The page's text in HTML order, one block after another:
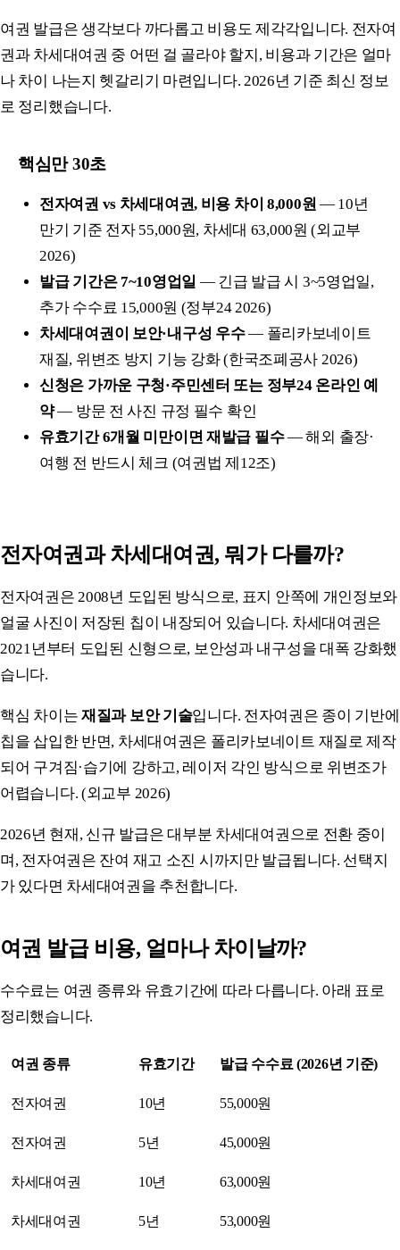
여권 발급은 생각보다 까다롭고 비용도 제각각입니다. 전자여
권과 차세대여권 중 어떤 걸 골라야 할지, 비용과 기간은 얼마
나 차이 나는지 헷갈리기 마련입니다. 2026년 기준 최신 정보
로 정리했습니다.
핵심만 30초
전자여권 vs 차세대여권, 비용 차이 8,000원 — 10년
만기 기준 전자 55,000원, 차세대 63,000원 (외교부
2026)
발급 기간은 7~10영업일 — 긴급 발급 시 3~5영업일,
추가 수수료 15,000원 (정부24 2026)
차세대여권이 보안·내구성 우수— 폴리카보네이트
재질, 위변조 방지 기능 강화 (한국조폐공사 2026)
신청은 가까운 구청·주민센터 또는 정부24 온라인 예
약— 방문 전 사진 규정 필수 확인
유효기간 6개월 미만이면 재발급 필수— 해외 출장·
여행 전 반드시 체크 (여권법 제12조)
전자여권과 차세대여권, 뭐가 다를까?
전자여권은 2008년 도입된 방식으로, 표지 안쪽에 개인정보와
얼굴 사진이 저장된 칩이 내장되어 있습니다. 차세대여권은
2021년부터 도입된 신형으로, 보안성과 내구성을 대폭 강화했
습니다.
핵심 차이는 재질과 보안 기술입니다. 전자여권은 종이 기반에
칩을 삽입한 반면, 차세대여권은 폴리카보네이트 재질로 제작
되어 구겨짐·습기에 강하고, 레이저 각인 방식으로 위변조가
어렵습니다. (외교부 2026)
2026년 현재, 신규 발급은 대부분 차세대여권으로 전환 중이
며, 전자여권은 잔여 재고 소진 시까지만 발급됩니다. 선택지
가 있다면 차세대여권을 추천합니다.
여권 발급 비용, 얼마나 차이날까?
수수료는 여권 종류와 유효기간에 따라 다릅니다. 아래 표로
정리했습니다.
여권 종류 유효기간 발급 수수료 (2026년 기준)
전자여권 10년 55,000원
전자여권 5년 45,000원
차세대여권 10년 63,000원
차세대여권 5년 53,000원